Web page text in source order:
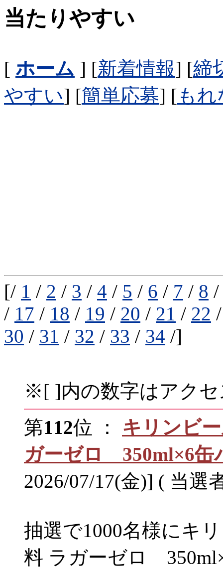
当たりやすい
[ ホーム ] [新着情報] [締
やすい] [簡単応募] [も
[/ 1 / 2 / 3 / 4 / 5 / 6 / 7 / 8
/ 17 / 18 / 19 / 20 / 21 / 22
30 / 31 / 32 / 33 / 34 /]
※[ ]内の数字はアクセ
第112位 ： キリンビ
ガーゼロ 350ml×6缶
2026/07/17(金)] ( 当選
抽選で1000名様にキ
料 ラガーゼロ